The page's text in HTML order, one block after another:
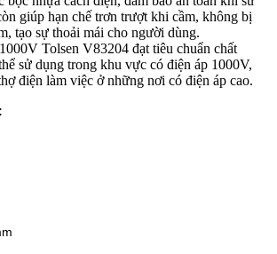
giúp hạn chế trơn trượt khi cầm, không bị
tạo sự thoải mái cho người dùng.
Tolsen V83204 đạt tiêu chuẩn chất
sử dụng trong khu vực có điện áp 1000V,
điện làm việc ở những nơi có điện áp cao.